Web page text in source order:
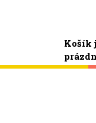
Košík